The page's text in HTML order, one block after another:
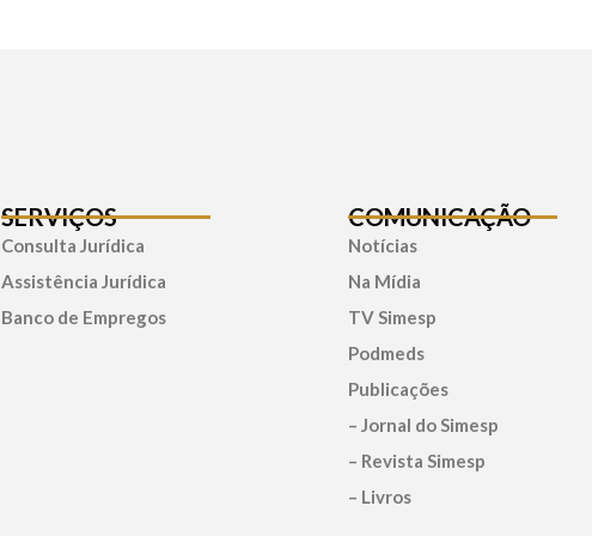
SERVIÇOS
Consulta Jurídica
Assistência Jurídica
Banco de Empregos
COMUNICAÇÃO
Notícias
Na Mídia
TV Simesp
Podmeds
Publicações
– Jornal do Simesp
– Revista Simesp
– Livros